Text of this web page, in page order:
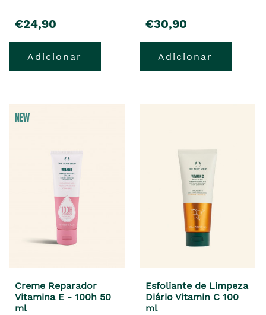
€24,90
Adicionar
€30,90
Adicionar
Creme Reparador
Vitamina E - 100h 50
ml
Esfoliante de Limpeza
Diário Vitamin C 100
ml